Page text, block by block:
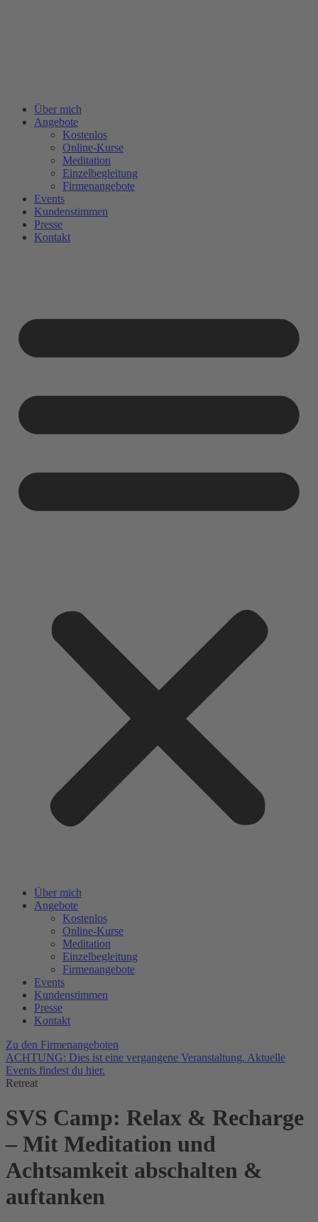
Über mich
Angebote
Kostenlos
Online-Kurse
Meditation
Einzelbegleitung
Firmenangebote
Events
Kundenstimmen
Presse
Kontakt
Über mich
Angebote
Kostenlos
Online-Kurse
Meditation
Einzelbegleitung
Firmenangebote
Events
Kundenstimmen
Presse
Kontakt
Zu den Firmenangeboten
ACHTUNG: Dies ist eine vergangene Veranstaltung. Aktuelle
Events findest du hier.
Retreat
SVS Camp: Relax & Recharge
– Mit Meditation und
Achtsamkeit abschalten &
auftanken